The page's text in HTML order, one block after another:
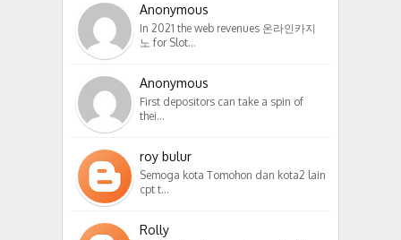
Anonymous
In 2021 the web revenues 온라인카지
노 for Slot…
Anonymous
First depositors can take a spin of
thei…
roy bulur
Semoga kota Tomohon dan kota2 lain
cpt t…
Rolly